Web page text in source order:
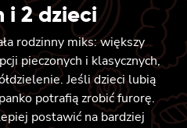
i 2 dzieci
rodzinny miks: większy
pieczonych i klasycznych,
Jeśli dzieci lubią
potrafią zrobić furorę.
postawić na bardziej